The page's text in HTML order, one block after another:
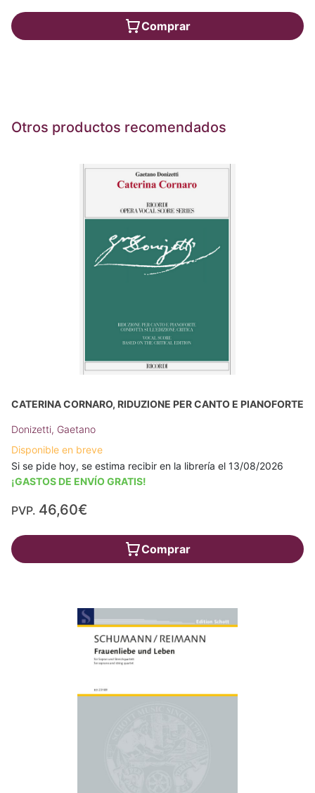
Comprar
Otros productos recomendados
CATERINA CORNARO, RIDUZIONE PER CANTO E PIANOFORTE
Donizetti, Gaetano
Disponible en breve
Si se pide hoy, se estima recibir en la librería el 13/08/2026
¡GASTOS DE ENVÍO GRATIS!
PVP. 46,60€
Comprar